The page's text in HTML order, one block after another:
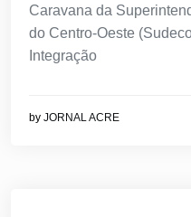
Caravana da
do Centro-Oeste
Integração
by JORNAL ACRE